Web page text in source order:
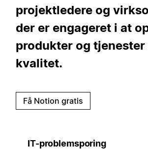
projektledere og
der er engageret i at
produkter og tjenester
kvalitet.
Få Notion gratis
IT-problemsporing